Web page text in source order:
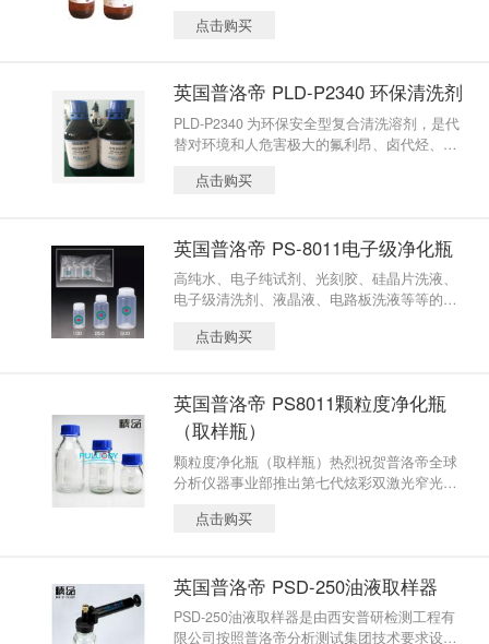
需的清洁溶剂要求， 高清洁等级可达到美国宇
测设备、颗粒度瓶等的清洗，避免人为的二次
点击购买
英国普洛帝 PLD-P2340 环保清洗剂
PLD-P2340 为环保安全型复合清洗溶剂，是代
替对环境和人危害极大的氟利昂、卤代烃、石
性。对金属无腐蚀，可满足诸多领域的零部件
点击购买
英国普洛帝 PS-8011电子级净化瓶
高纯水、电子纯试剂、光刻胶、硅晶片洗液、
电子级清洗剂、液晶液、电路板洗液等等的取
点击购买
英国普洛帝 PS8011颗粒度净化瓶
（取样瓶）
颗粒度净化瓶（取样瓶）热烈祝贺普洛帝全球
分析仪器事业部推出第七代炫彩双激光窄光颗
洁等级再上高度；高等级清洁度可达2.1um以上
点击购买
英国普洛帝 PSD-250油液取样器
PSD-250油液取样器是由西安普研检测工程有
限公司按照普洛帝分析测试集团技术要求设计